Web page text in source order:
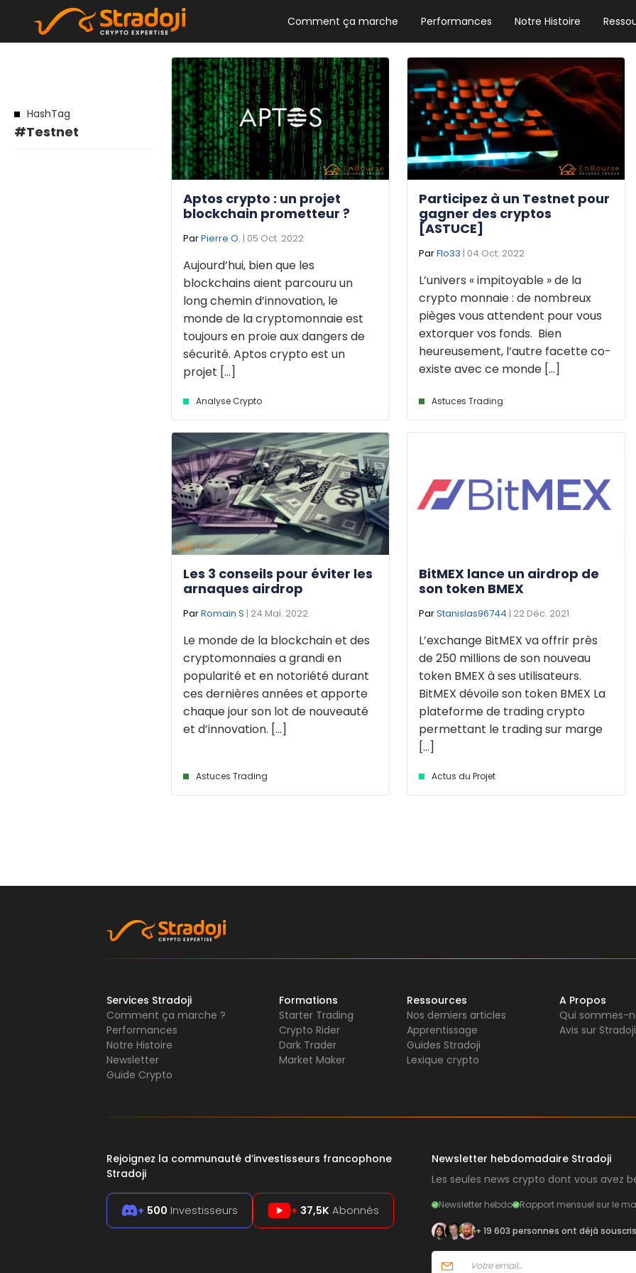
Comment ça marche Performances Notre Histoire
NEWSLETTER HEBDO
Les news crypto dont vous avez besoin
GUIDE CRYPTO STRADOJI
Le guide ultime pour débuter dans les
cryptomonnaies
HashTag
#Testnet
Aptos crypto : un projet
blockchain prometteur ?
ParPierre O. | 05 Oct. 2022
Aujourd’hui, bien que les
blockchains aient parcouru un
long chemin d’innovation, le
monde de la cryptomonnaie est
toujours en proie aux dangers de
sécurité. Aptos crypto est un
projet [...]
Analyse Crypto
Participez à un Testnet pour
gagner des cryptos
[ASTUCE]
ParFlo33 | 04 Oct. 2022
L’univers « impitoyable » de la
crypto monnaie : de nombreux
pièges vous attendent pour vous
extorquer vos fonds. Bien
heureusement, l’autre facette co-
existe avec ce monde [...]
Astuces Trading
Les 3 conseils pour éviter les
arnaques airdrop
ParRomain S | 24 Mai. 2022
Le monde de la blockchain et des
cryptomonnaies a grandi en
popularité et en notoriété durant
ces dernières années et apporte
chaque jour son lot de nouveauté
et d’innovation. [...]
Astuces Trading
BitMEX lance un airdrop de
son token BMEX
ParStanislas96744 | 22 Déc. 2021
L’exchange BitMEX va offrir près
de 250 millions de son nouveau
token BMEX à ses utilisateurs.
BitMEX dévoile son token BMEX La
plateforme de trading crypto
permettant le trading sur marge
[...]
Actus du Projet
Services Stradoji
Comment ça marche ?
Performances
Notre Histoire
Newsletter
Guide Crypto
Formations
Starter Trading
Crypto Rider
Dark Trader
Market Maker
Ressources
Nos derniers articles
Apprentissage
Guides Stradoji
Lexique crypto
A Propos
Qui sommes-
Avis sur Stradoji
Rejoignez la communauté d’investisseurs francophone
Stradoji
+ 500 Investisseurs + 37,5K Abonnés
Newsletter hebdomadaire Stradoji
Les seules news crypto dont vous avez
Newsletter hebdo Rapport mensuel sur le
+ 19 603 personnes ont déjà